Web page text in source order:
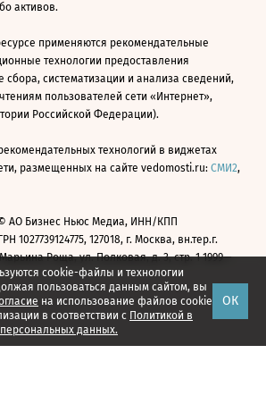
cookie-файлы и технологии
пользоваться данным сайтом, вы
на использование файлов cookie
в соответствии с Политикой в
данных.
ОК
активов.
применяются рекомендательные
технологии предоставления
систематизации и анализа сведений,
пользователей сети «Интернет»,
Российской Федерации).
технологий в виджетах
размещенных на сайте vedomosti.ru: СМИ2,
АО Бизнес Ньюс Медиа, ИНН/КПП
1027739124775, 127018, г. Москва, вн.тер.г.
Роща, ул. Полковая, д. 3, стр. 1 1999—